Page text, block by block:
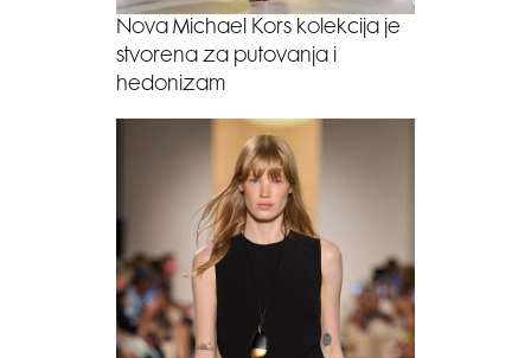
Nova Michael Kors kolekcija je
stvorena za putovanja i
hedonizam